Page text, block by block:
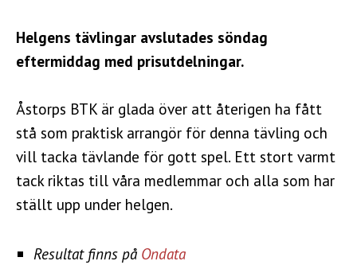
Helgens tävlingar avslutades söndag
eftermiddag med prisutdelningar.
Åstorps BTK är glada över att återigen ha fått
stå som praktisk arrangör för denna tävling och
vill tacka tävlande för gott spel. Ett stort varmt
tack riktas till våra medlemmar och alla som har
ställt upp under helgen.
Resultat finns på Ondata